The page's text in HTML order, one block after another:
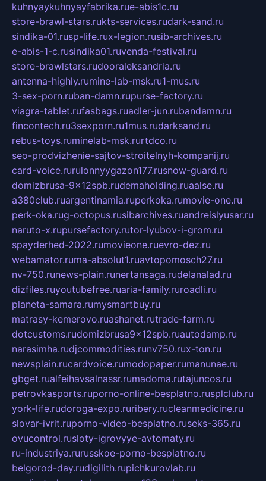
kuhnyaykuhnyayfabrika.rue-abis1c.ru
store-brawl-stars.rukts-services.rudark-sand.ru
sindika-01.rusp-life.rux-legion.rusib-archives.ru
e-abis-1-c.rusindika01.ruvenda-festival.ru
store-brawlstars.rudooraleksandria.ru
antenna-highly.rumine-lab-msk.ru1-mus.ru
3-sex-porn.ruban-damn.rupurse-factory.ru
viagra-tablet.rufasbags.ruadler-jun.rubandamn.ru
fincontech.ru3sexporn.ru1mus.rudarksand.ru
rebus-toys.ruminelab-msk.rurtdco.ru
seo-prodvizhenie-sajtov-stroitelnyh-kompanij.ru
card-voice.rurulonnyygazon177.rusnow-guard.ru
domizbrusa-9x12spb.rudemaholding.ruaalse.ru
a380club.ruargentinamia.ruperkoka.rumovie-one.ru
perk-oka.rug-octopus.rusibarchives.ruandreislyusar.ru
naruto-x.rupursefactory.rutor-lyubov-i-grom.ru
spayderhed-2022.rumovieone.ruevro-dez.ru
webamator.ruma-absolut1.ruavtopomosch27.ru
nv-750.runews-plain.runertansaga.rudelanalad.ru
dizfiles.ruyoutubefree.ruaria-family.ruroadli.ru
planeta-samara.rumysmartbuy.ru
matrasy-kemerovo.ruashanet.rutrade-farm.ru
dotcustoms.rudomizbrusa9x12spb.ruautodamp.ru
narasimha.rudjcommodities.runv750.rux-ton.ru
newsplain.rucardvoice.rumodopaper.rumanunae.ru
gbget.rualfeihavsalnassr.rumadoma.rutajuncos.ru
petrovkasports.ruporno-online-besplatno.rusplclub.ru
york-life.rudoroga-expo.ruribery.rucleanmedicine.ru
slovar-ivrit.ruporno-video-besplatno.ruseks-365.ru
ovucontrol.rusloty-igrovyye-avtomaty.ru
ru-industriya.rurusskoe-porno-besplatno.ru
belgorod-day.rudigilith.rupichkurovlab.ru